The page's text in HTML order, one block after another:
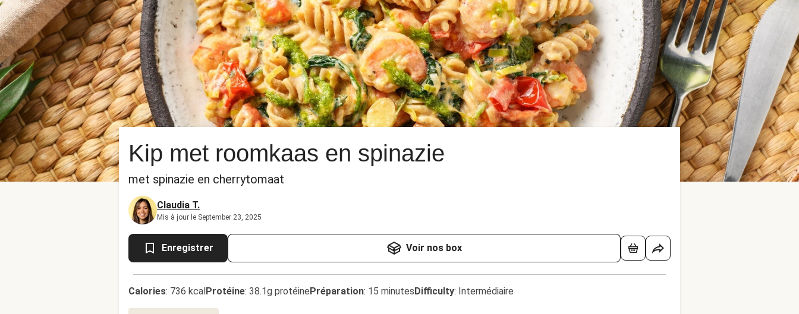
Kip met roomkaas en spinazie
met spinazie en cherrytomaat
Claudia T.
Mis à jour le September 23, 2025
Enregistrer Voir nos box
Calories: 736 kcalProtéine: 38.1g protéinePréparation: 15 minutesDifficulty: Intermédiaire